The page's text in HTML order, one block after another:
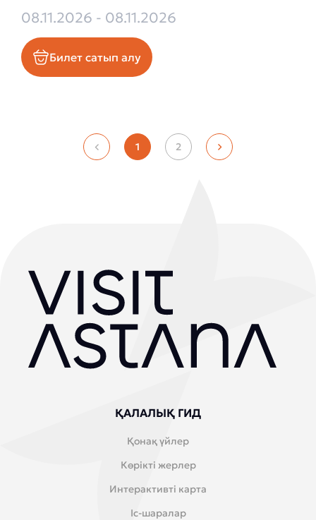
08.11.2026 - 08.11.2026
Билет сатып алу
1 2
ҚАЛАЛЫҚ ГИД
Қонақ үйлер
Көрікті жерлер
Интерактивті карта
Іс-шаралар